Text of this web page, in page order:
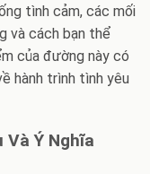
tình cảm, các mối
và cách bạn thể
của đường này có
hành trình tình yêu
Ý Nghĩa